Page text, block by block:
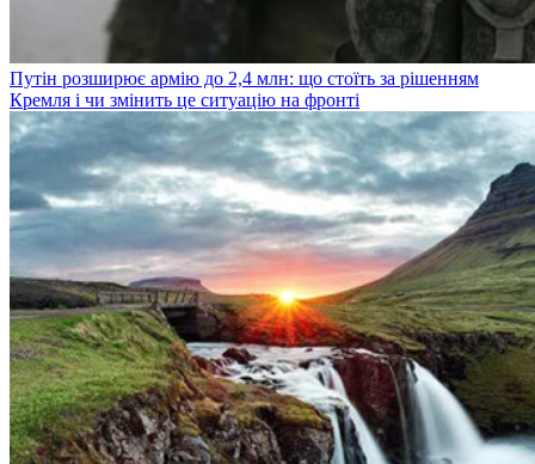
Путін розширює армію до 2,4 млн: що стоїть за рішенням
Кремля і чи змінить це ситуацію на фронті